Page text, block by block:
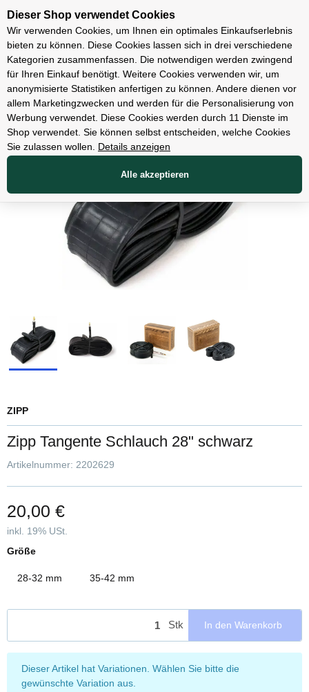
Unsere Filialen
Teile
ZIPP
Zipp Tangente Schlauch 28" schwarz
Artikelnummer: 2202629
20,00 €
inkl. 19% USt.
Größe
28-32 mm 35-42 mm
Stk In den Warenkorb
x
Dieser Artikel hat Variationen. Wählen Sie bitte die
gewünschte Variation aus.
Dieser Shop verwendet Cookies
Wir verwenden Cookies, um Ihnen ein optimales Einkaufserlebnis
bieten zu können. Diese Cookies lassen sich in drei verschiedene
Kategorien zusammenfassen. Die notwendigen werden zwingend
für Ihren Einkauf benötigt. Weitere Cookies verwenden wir, um
anonymisierte Statistiken anfertigen zu können. Andere dienen vor
allem Marketingzwecken und werden für die Personalisierung von
Werbung verwendet. Diese Cookies werden durch 11 Dienste im
Shop verwendet. Sie können selbst entscheiden, welche Cookies
Sie zulassen wollen.
Details anzeigen
Alle akzeptieren